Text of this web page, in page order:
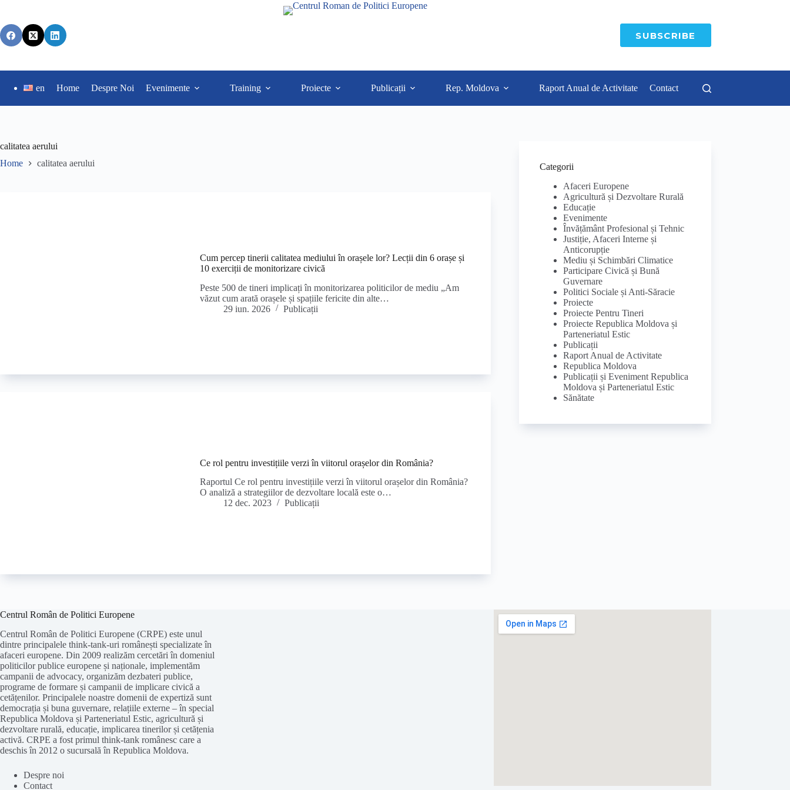
pentru a ne
ACCEPT
SUBSCRIBE
en Home Despre Noi Evenimente Training Proiecte Publicații Rep. Moldova Raport Anual de Activitate Contact
calitatea aerului
Home
calitatea aerului
Cum percep tinerii calitatea mediului în orașele lor? Lecții din 6 orașe și
10 exerciții de monitorizare civică
Peste 500 de tineri implicați în monitorizarea politicilor de mediu „Am
văzut cum arată orașele și spațiile fericite din alte…
29 iun. 2026
Publicații
Ce rol pentru investițiile verzi în viitorul orașelor din România?
Raportul Ce rol pentru investițiile verzi în viitorul orașelor din România?
O analiză a strategiilor de dezvoltare locală este o…
12 dec. 2023
Publicații
Categorii
Afaceri Europene
Agricultură și Dezvoltare Rurală
Educație
Evenimente
Învățământ Profesional și Tehnic
Justiție, Afaceri Interne și
Anticorupție
Mediu și Schimbări Climatice
Participare Civică și Bună
Guvernare
Politici Sociale și Anti-Săracie
Proiecte
Proiecte Pentru Tineri
Proiecte Republica Moldova și
Parteneriatul Estic
Publicații
Raport Anual de Activitate
Republica Moldova
Publicații și Eveniment Republica
Moldova și Parteneriatul Estic
Sănătate
Centrul Român de Politici Europene
Centrul Român de Politici Europene (CRPE) este unul
dintre principalele think-tank-uri românești specializate în
afaceri europene. Din 2009 realizăm cercetări în domeniul
politicilor publice europene și naționale, implementăm
campanii de advocacy, organizăm dezbateri publice,
programe de formare și campanii de implicare civică a
cetățenilor. Principalele noastre domenii de expertiză sunt
democrația și buna guvernare, relațiile externe – în special
Republica Moldova și Parteneriatul Estic, agricultură și
dezvoltare rurală, educație, implicarea tinerilor și cetățenia
activă. CRPE a fost primul think-tank românesc care a
deschis în 2012 o sucursală în Republica Moldova.
Despre noi
Contact